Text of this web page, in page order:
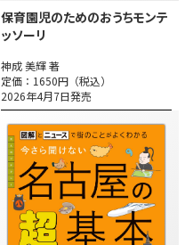
保育園児のためのおうちモンテ
ッソーリ
神成 美輝 著
定価：1650円（税込）
2026年4月7日発売